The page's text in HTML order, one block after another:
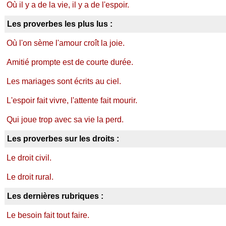
Où il y a de la vie, il y a de l'espoir.
Les proverbes les plus lus :
Où l'on sème l'amour croît la joie.
Amitié prompte est de courte durée.
Les mariages sont écrits au ciel.
L'espoir fait vivre, l'attente fait mourir.
Qui joue trop avec sa vie la perd.
Les proverbes sur les droits :
Le droit civil.
Le droit rural.
Les dernières rubriques :
Le besoin fait tout faire.